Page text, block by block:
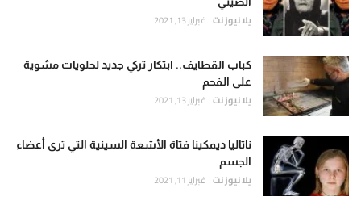
يلا نيوز نت فبراير 13, 2021
كباب القطايف.. ابتكار تركي جديد لحلويات مشوية
على الفحم
يلا نيوز نت فبراير 13, 2021
ناتاليا ديمكينا فتاة الأشعة السينية التي ترى أعضاء
الجسم
يلا نيوز نت فبراير 11, 2021